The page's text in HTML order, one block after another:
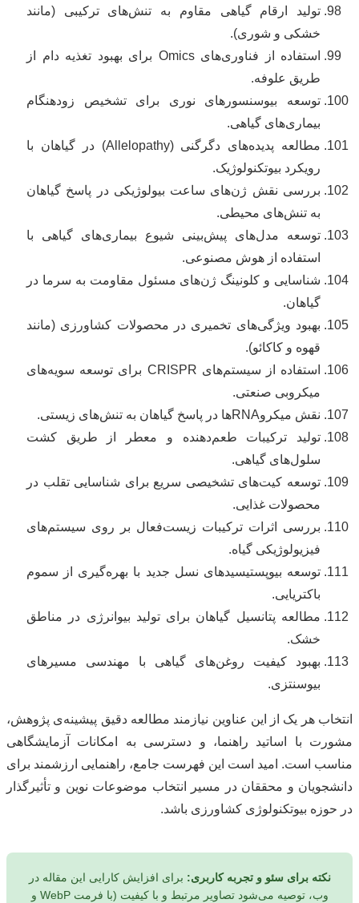
تولید ارقام گیاهی مقاوم به تنش‌های ترکیبی (مانند
خشکی و شوری).
استفاده از فناوری‌های Omics برای بهبود تغذیه دام از
طریق علوفه.
توسعه بیوسنسورهای نوری برای تشخیص زودهنگام
بیماری‌های گیاهی.
مطالعه پدیده‌های دگرگنی (Allelopathy) در گیاهان با
رویکرد بیوتکنولوژیک.
بررسی نقش ژن‌های ساعت بیولوژیکی در پاسخ گیاهان
به تنش‌های محیطی.
توسعه مدل‌های پیش‌بینی شیوع بیماری‌های گیاهی با
استفاده از هوش مصنوعی.
شناسایی و کلونینگ ژن‌های مسئول مقاومت به سرما در
گیاهان.
بهبود ویژگی‌های تخمیری در محصولات کشاورزی (مانند
قهوه و کاکائو).
استفاده از سیستم‌های CRISPR برای توسعه سویه‌های
میکروبی صنعتی.
نقش میکروRNAها در پاسخ گیاهان به تنش‌های زیستی.
تولید ترکیبات طعم‌دهنده و معطر از طریق کشت
سلول‌های گیاهی.
توسعه کیت‌های تشخیصی سریع برای شناسایی تقلب در
محصولات غذایی.
بررسی اثرات ترکیبات زیست‌فعال بر روی سیستم‌های
فیزیولوژیکی گیاه.
توسعه بیوپستیسیدهای نسل جدید با بهره‌گیری از سموم
باکتریایی.
مطالعه پتانسیل گیاهان برای تولید بیوانرژی در مناطق
خشک.
بهبود کیفیت روغن‌های گیاهی با مهندسی مسیرهای
بیوسنتزی.
انتخاب هر یک از این عناوین نیازمند مطالعه دقیق پیشینه‌ی پژوهش،
مشورت با اساتید راهنما، و دسترسی به امکانات آزمایشگاهی
مناسب است. امید است این فهرست جامع، راهنمایی ارزشمند برای
دانشجویان و محققان در مسیر انتخاب موضوعات نوین و تأثیرگذار
در حوزه بیوتکنولوژی کشاورزی باشد.
نکته برای سئو و تجربه کاربری: برای افزایش کارایی این مقاله در
وب، توصیه می‌شود تصاویر مرتبط و با کیفیت (با فرمت WebP و